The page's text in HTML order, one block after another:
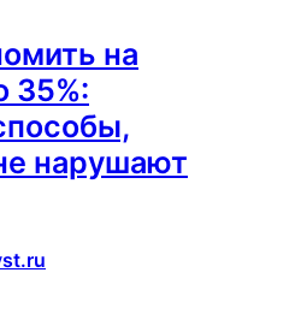
на
35%:
нарушают